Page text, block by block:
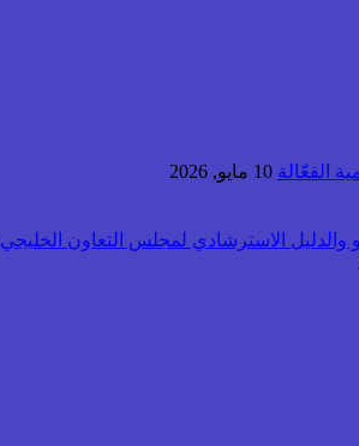
الفعّالة 10 مايو, 2026
والدليل الاسترشادي لمجلس التعاون الخليجي